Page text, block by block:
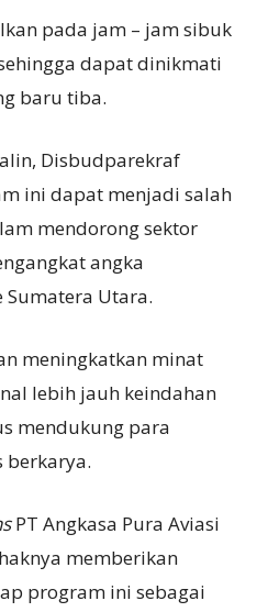
pada jam – jam sibuk
dapat dinikmati
baru tiba.
Disbudparekraf
ini dapat menjadi salah
mendorong sektor
angka
Utara.
meningkatkan minat
lebih jauh keindahan
mendukung para
berkarya.
PT Angkasa Pura Aviasi
memberikan
program ini sebagai